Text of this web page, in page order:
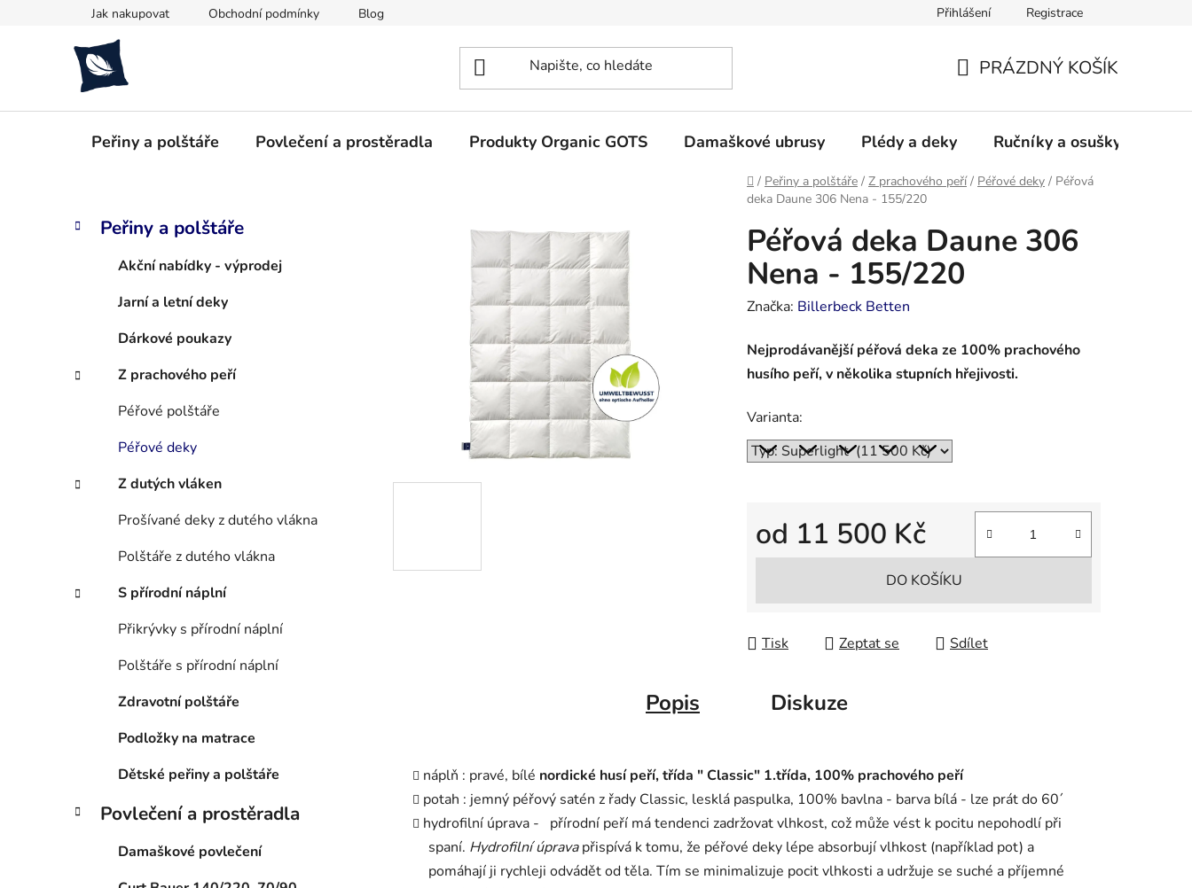
Jak nakupovat Obchodní podmínky Blog Přihlášení Registrace
KOŠÍK
PRÁZDNÝ KOŠÍK
Peřiny a polštáře Povlečení a prostěradla Produkty Organic GOTS Damaškové ubrusy Plédy a deky Ručníky a osušky - frotté
Domů
/ Peřiny a polštáře / Z prachového peří / Péřové deky / Péřová
deka Daune 306 Nena - 155/220
P
n
e
Přeskočit
kategorie
K
a
e
Peřiny a polštáře
Akční nabídky - výprodej
Jarní a letní deky
Dárkové poukazy
Z prachového peří
Péřové polštáře
Péřové deky
Z dutých vláken
Prošívané deky z dutého vlákna
Polštáře z dutého vlákna
S přírodní náplní
Přikrývky s přírodní náplní
Polštáře s přírodní náplní
Zdravotní polštáře
Podložky na matrace
Dětské peřiny a polštáře
Povlečení a prostěradla
Damaškové povlečení
Péřová deka Daune 306
Nena - 155/220
Značka: Billerbeck Betten
Nejprodávanější péřová deka ze 100% prachového
husího peří, v několika stupních hřejivosti.
Varianta:
od 11 500 Kč
Měrná cena:
DO KOŠÍKU
Tisk Zeptat se Sdílet
Popis Diskuze
náplň : pravé, bílé nordické husí peří, třída " Classic" 1.třída, 100% prachového peří
potah : jemný péřový satén z řady Classic, lesklá paspulka, 100% bavlna - barva bílá - lze prát do 60´
hydrofilní úprava - přírodní peří má tendenci zadržovat vlhkost, což může vést k pocitu nepohodlí při
spaní. Hydrofilní úpravapřispívá k tomu, že péřové deky lépe absorbují vlhkost (například pot) a
pomáhají ji rychleji odvádět od těla. Tím se minimalizuje pocit vlhkosti a udržuje se suché a příjemné